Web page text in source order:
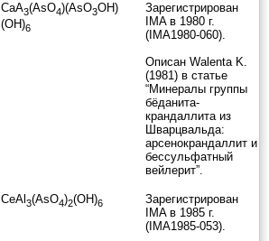
CaA3(AsO4)(AsO3OH)
(OH)6
Зарегистрирован
IMA в 1980 г.
(IMA1980-060).
Описан Walenta K.
(1981) в статье
“Минералы группы
бёданита-
крандаллита из
Шварцвальда:
арсенокрандаллит и
бессульфатный
вейлерит”.
CeAl 3(AsO4)2(OH)6
Зарегистрирован
IMA в 1985 г.
(IMA1985-053).